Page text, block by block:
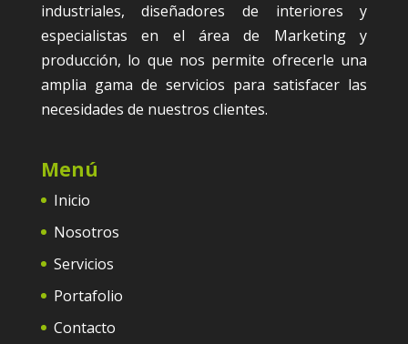
industriales, diseñadores de interiores y
especialistas en el área de Marketing y
producción, lo que nos permite ofrecerle una
amplia gama de servicios para satisfacer las
necesidades de nuestros clientes.
Menú
Inicio
Nosotros
Servicios
Portafolio
Contacto